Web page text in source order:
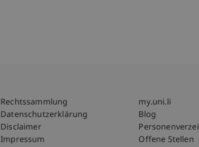
Fußzeile Rechtliche
Rechtssammlung
Datenschutzerklärung
Disclaimer
Impressum
my.uni.li
Blog
Offene Stellen